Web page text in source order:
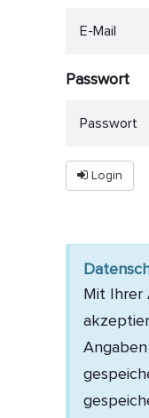
Passwort
Login
Mit Ihrer